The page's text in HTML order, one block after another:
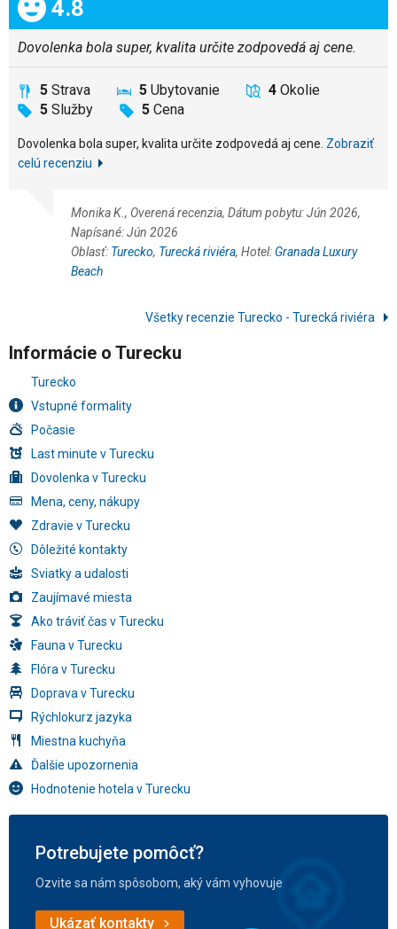
4.8
Dovolenka bola super, kvalita určite zodpovedá aj cene.
5 Strava 5 Ubytovanie 4 Okolie
5 Služby 5 Cena
Dovolenka bola super, kvalita určite zodpovedá aj cene. Zobraziť
celú recenziu
Monika K., Overená recenzia, Dátum pobytu: Jún 2026,
Napísané: Jún 2026
Oblasť: Turecko, Turecká riviéra, Hotel: Granada Luxury
Beach
Všetky recenzie Turecko - Turecká riviéra
Informácie o Turecku
Turecko
Vstupné formality
Počasie
Last minute v Turecku
Dovolenka v Turecku
Mena, ceny, nákupy
Zdravie v Turecku
Dôležité kontakty
Sviatky a udalosti
Zaujímavé miesta
Ako tráviť čas v Turecku
Fauna v Turecku
Flóra v Turecku
Doprava v Turecku
Rýchlokurz jazyka
Miestna kuchyňa
Ďalšie upozornenia
Hodnotenie hotela v Turecku
Potrebujete pomôcť?
Ozvite sa nám spôsobom, aký vám vyhovuje
Ukázať kontakty